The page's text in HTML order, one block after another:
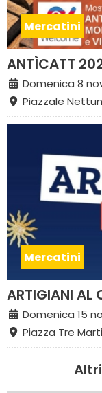
Mercatini
ANTÌCATT
Domenica 8
Piazzale
Mercatini
ARTIGIANI AL
Domenica 15
Piazza Tre